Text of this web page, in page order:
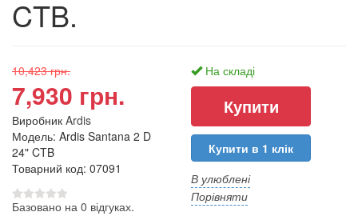
CTB.
10,423 грн.
7,930 грн.
Виробник Ardis
Модель: Ardis Santana 2 D
24" CTB
Товарний код: 07091
Базовано на 0 відгуках.
На складі
Купити в 1 клік
В улюблені
Порівняти